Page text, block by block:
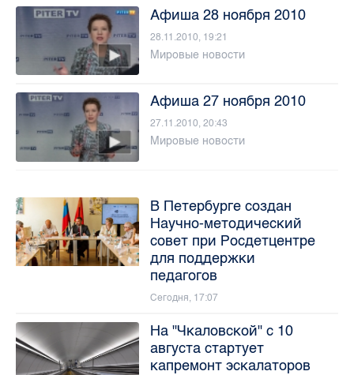
Афиша 28 ноября 2010
28.11.2010, 19:21
Мировые новости
Афиша 27 ноября 2010
27.11.2010, 20:43
Мировые новости
В Петербурге создан
Научно-методический
совет при Росдетцентре
для поддержки
педагогов
Сегодня, 17:07
На "Чкаловской" с 10
августа стартует
капремонт эскалаторов